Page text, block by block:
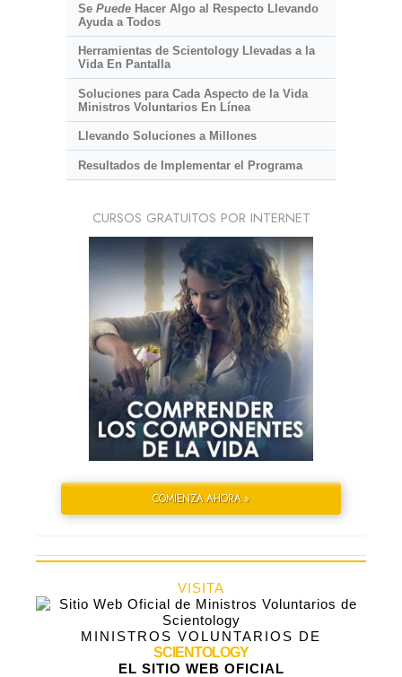
Se PuedeHacer Algo al Respecto Llevando
Ayuda a Todos
Herramientas de Scientology Llevadas a la
Vida En Pantalla
Soluciones para Cada Aspecto de la Vida
Ministros Voluntarios En Línea
Llevando Soluciones a Millones
Resultados de Implementar el Programa
CURSOS GRATUITOS POR INTERNET
COMIENZA AHORA »
VISITA
MINISTROS VOLUNTARIOS DE
SCIENTOLOGY
EL SITIO WEB OFICIAL